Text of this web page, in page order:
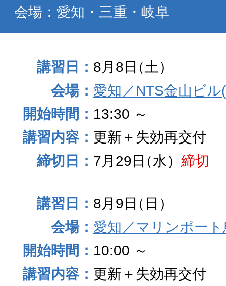
会場：愛知・三重・岐阜
8月8日（土）
愛知／NTS金山ビ
13:30 ～
更新＋失効再交付
7月29日（水） 締切
8月9日（日）
愛知／マリンポート
10:00 ～
更新＋失効再交付